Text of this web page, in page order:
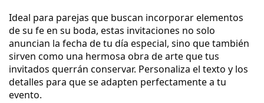
Ideal para parejas que buscan incorporar elementos
de su fe en su boda, estas invitaciones no solo
anuncian la fecha de tu día especial, sino que también
sirven como una hermosa obra de arte que tus
invitados querrán conservar. Personaliza el texto y los
detalles para que se adapten perfectamente a tu
evento.